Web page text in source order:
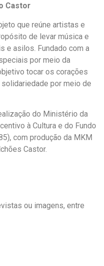
Castor
que reúne artistas e
de levar música e
e asilos. Fundado com a
por meio da
tocar os corações
por meio de
do Ministério da
à Cultura e do Fundo
com produção da MKM
Castor.
ou imagens, entre